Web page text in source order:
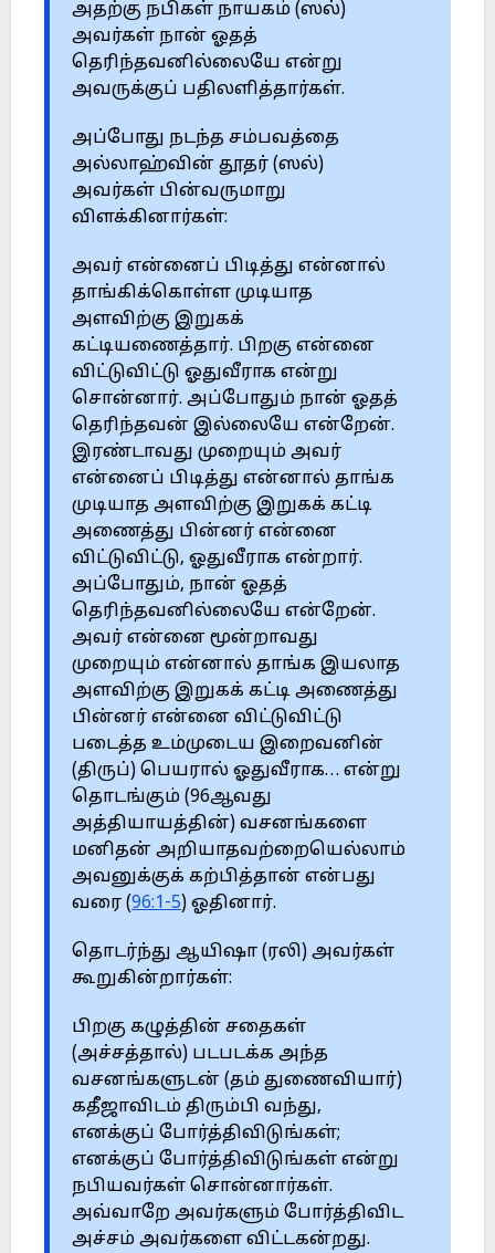
அதற்கு நபிகள் நாயகம் (ஸல்)
அவர்கள் நான் ஓதத்
தெரிந்தவனில்லையே என்று
அவருக்குப் பதிலளித்தார்கள்.
அப்போது நடந்த சம்பவத்தை
அல்லாஹ்வின் தூதர் (ஸல்)
அவர்கள் பின்வருமாறு
விளக்கினார்கள்:
அவர் என்னைப் பிடித்து என்னால்
தாங்கிக்கொள்ள முடியாத
அளவிற்கு இறுகக்
கட்டியணைத்தார். பிறகு என்னை
விட்டுவிட்டு ஓதுவீராக என்று
சொன்னார். அப்போதும் நான் ஓதத்
தெரிந்தவன் இல்லையே என்றேன்.
இரண்டாவது முறையும் அவர்
என்னைப் பிடித்து என்னால் தாங்க
முடியாத அளவிற்கு இறுகக் கட்டி
அணைத்து பின்னர் என்னை
விட்டுவிட்டு, ஓதுவீராக என்றார்.
அப்போதும், நான் ஓதத்
தெரிந்தவனில்லையே என்றேன்.
அவர் என்னை மூன்றாவது
முறையும் என்னால் தாங்க இயலாத
அளவிற்கு இறுகக் கட்டி அணைத்து
பின்னர் என்னை விட்டுவிட்டு
படைத்த உம்முடைய இறைவனின்
(திருப்) பெயரால் ஓதுவீராக… என்று
தொடங்கும் (96ஆவது
அத்தியாயத்தின்) வசனங்களை
மனிதன் அறியாதவற்றையெல்லாம்
அவனுக்குக் கற்பித்தான் என்பது
வரை (96:1-5) ஓதினார்.
தொடர்ந்து ஆயிஷா (ரலி) அவர்கள்
கூறுகின்றார்கள்:
பிறகு கழுத்தின் சதைகள்
(அச்சத்தால்) படபடக்க அந்த
வசனங்களுடன் (தம் துணைவியார்)
கதீஜாவிடம் திரும்பி வந்து,
எனக்குப் போர்த்திவிடுங்கள்;
எனக்குப் போர்த்திவிடுங்கள் என்று
நபியவர்கள் சொன்னார்கள்.
அவ்வாறே அவர்களும் போர்த்திவிட
அச்சம் அவர்களை விட்டகன்றது.